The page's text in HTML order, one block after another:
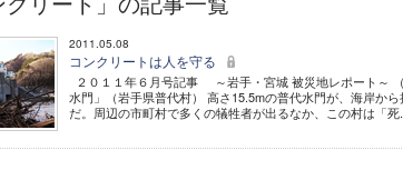
2011.05.08
コンクリートは人を守る
２０１１年６月号記事 ～岩手・宮城 被災地レポート～
水門」（岩手県普代村） 高さ15.5mの普代水門が、海岸か
だ。周辺の市町村で多くの犠牲者が出るなか、この村は「死